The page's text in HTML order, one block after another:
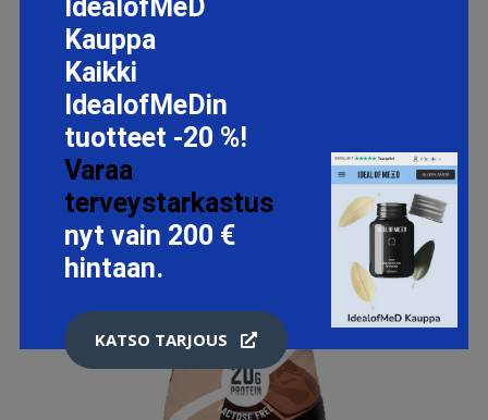
IdealofMeD
Kauppa
Kaikki
IdealofMeDin
tuotteet -20 %!
Varaa
terveystarkastus
nyt vain 200 €
hintaan.
KATSO TARJOUS